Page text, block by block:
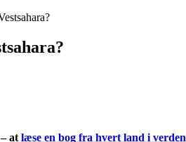
at læse en bog fra hvert land i verden